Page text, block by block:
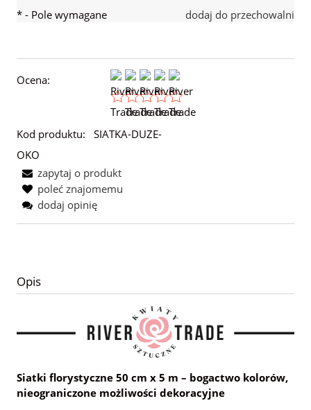
dodaj do przechowalni
* - Pole wymagane
Ocena:
Kod produktu:
SIATKA-DUZE-
OKO
zapytaj o produkt
poleć znajomemu
dodaj opinię
Opis
Siatki florystyczne 50 cm x 5 m – bogactwo kolorów,
nieograniczone możliwości dekoracyjne